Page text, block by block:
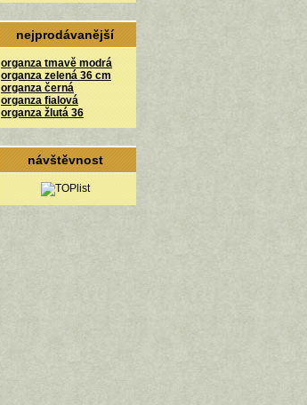
nejprodávanější
organza tmavě modrá
organza zelená 36 cm
organza černá
organza fialová
organza žlutá 36
návštěvnost